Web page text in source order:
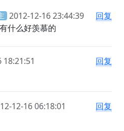
2012-12-16 23:44:39
回复
什么好羡慕的
18:21:51
回复
12-16 06:18:01
回复